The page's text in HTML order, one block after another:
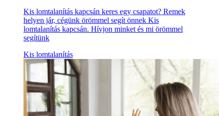
Kis lomtalanítás kapcsán keres egy csapatot? Remek
helyen jár, cégünk örömmel segít önnek Kis
lomtalanítás kapcsán. Hívjon minket és mi örömmel
segítünk
Kis lomtalanítás